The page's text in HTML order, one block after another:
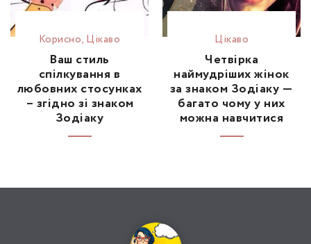
Корисно, Цікаво
Ваш стиль
спілкування в
любовних стосунках
– згідно зі знаком
Зодіаку
Цікаво
Четвірка
наймудріших жінок
за знаком Зодіаку —
багато чому у них
можна навчитися